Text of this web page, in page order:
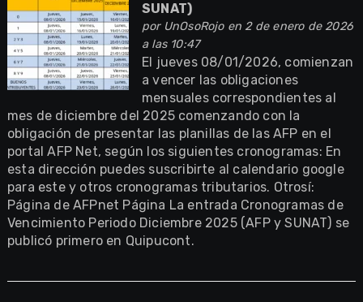
SUNAT)
por UnOsoRojoen 2 de enero de 2026
a las 10:47
El jueves 08/01/2026, comienzan
a vencer las obligaciones
mensuales correspondientes al
mes de diciembre del 2025 comenzando con la
obligación de presentar las planillas de las AFP en el
portal AFP Net, según los siguientes cronogramas: En
esta dirección puedes suscribirte al calendario google
para este y otros cronogramas tributarios. Otrosí:
Página de AFPnet Página La entrada Cronogramas de
Vencimiento Periodo Diciembre 2025 (AFP y SUNAT) se
publicó primero en Quipucont.